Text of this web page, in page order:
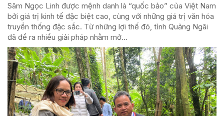
Sâm Ngọc Linh được mệnh danh là “quốc bảo” của Việt Nam
bởi giá trị kinh tế đặc biệt cao, cùng với những giá trị văn hóa
truyền thống đặc sắc. Từ những lợi thế đó, tỉnh Quảng Ngãi
đã đề ra nhiều giải pháp nhằm mở...